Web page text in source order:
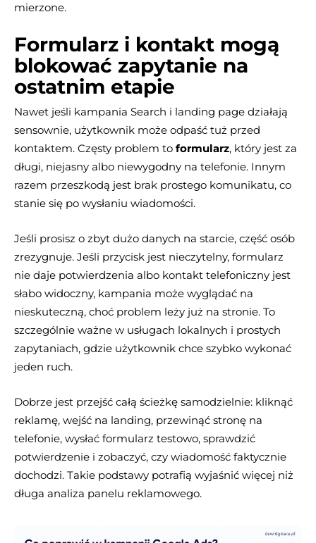
mierzone.
Formularz i kontakt mogą
blokować zapytanie na
ostatnim etapie
Nawet jeśli kampania Search i landing page działają
sensownie, użytkownik może odpaść tuż przed
kontaktem. Częsty problem to formularz, który jest za
długi, niejasny albo niewygodny na telefonie. Innym
razem przeszkodą jest brak prostego komunikatu, co
stanie się po wysłaniu wiadomości.
Jeśli prosisz o zbyt dużo danych na starcie, część osób
zrezygnuje. Jeśli przycisk jest nieczytelny, formularz
nie daje potwierdzenia albo kontakt telefoniczny jest
słabo widoczny, kampania może wyglądać na
nieskuteczną, choć problem leży już na stronie. To
szczególnie ważne w usługach lokalnych i prostych
zapytaniach, gdzie użytkownik chce szybko wykonać
jeden ruch.
Dobrze jest przejść całą ścieżkę samodzielnie: kliknąć
reklamę, wejść na landing, przewinąć stronę na
telefonie, wysłać formularz testowo, sprawdzić
potwierdzenie i zobaczyć, czy wiadomość faktycznie
dochodzi. Takie podstawy potrafią wyjaśnić więcej niż
długa analiza panelu reklamowego.